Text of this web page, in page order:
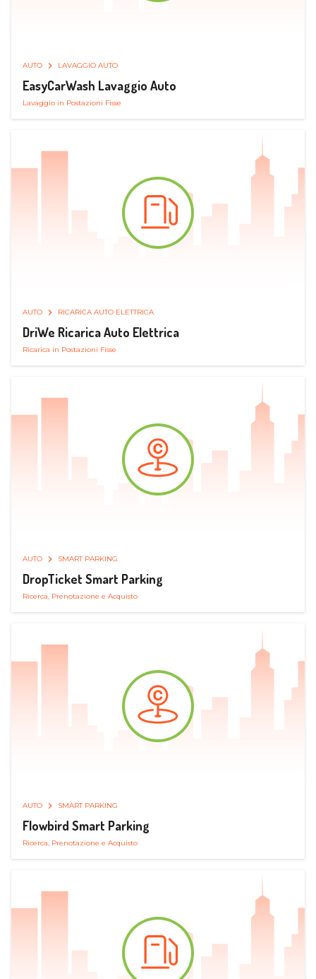
AUTO LAVAGGIO AUTO
EasyCarWash Lavaggio Auto
Lavaggio in Postazioni Fisse
AUTO RICARICA AUTO ELETTRICA
DriWe Ricarica Auto Elettrica
Ricarica in Postazioni Fisse
AUTO SMART PARKING
DropTicket Smart Parking
Ricerca, Prenotazione e Acquisto
AUTO SMART PARKING
Flowbird Smart Parking
Ricerca, Prenotazione e Acquisto